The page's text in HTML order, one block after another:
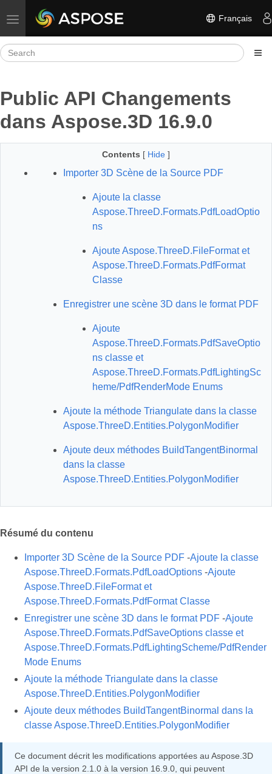
Toggle navigation Français
Public API Changements
dans Aspose.3D 16.9.0
Contents [ Hide ]
Importer 3D Scène de la Source PDF
Ajoute la classe
Aspose.ThreeD.Formats.PdfLoadOptio
ns
Ajoute Aspose.ThreeD.FileFormat et
Aspose.ThreeD.Formats.PdfFormat
Classe
Enregistrer une scène 3D dans le format PDF
Ajoute
Aspose.ThreeD.Formats.PdfSaveOptio
ns classe et
Aspose.ThreeD.Formats.PdfLightingSc
heme/PdfRenderMode Enums
Ajoute la méthode Triangulate dans la classe
Aspose.ThreeD.Entities.PolygonModifier
Ajoute deux méthodes BuildTangentBinormal
dans la classe
Aspose.ThreeD.Entities.PolygonModifier
Résumé du contenu
Importer 3D Scène de la Source PDF -Ajoute la classe
Aspose.ThreeD.Formats.PdfLoadOptions -Ajoute
Aspose.ThreeD.FileFormat et
Aspose.ThreeD.Formats.PdfFormat Classe
Enregistrer une scène 3D dans le format PDF -Ajoute
Aspose.ThreeD.Formats.PdfSaveOptions classe et
Aspose.ThreeD.Formats.PdfLightingScheme/PdfRender
Mode Enums
Ajoute la méthode Triangulate dans la classe
Aspose.ThreeD.Entities.PolygonModifier
Ajoute deux méthodes BuildTangentBinormal dans la
classe Aspose.ThreeD.Entities.PolygonModifier
Ce document décrit les modifications apportées au Aspose.3D
API de la version 2.1.0 à la version 16.9.0, qui peuvent